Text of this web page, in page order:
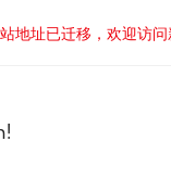
地址已迁移，欢迎访